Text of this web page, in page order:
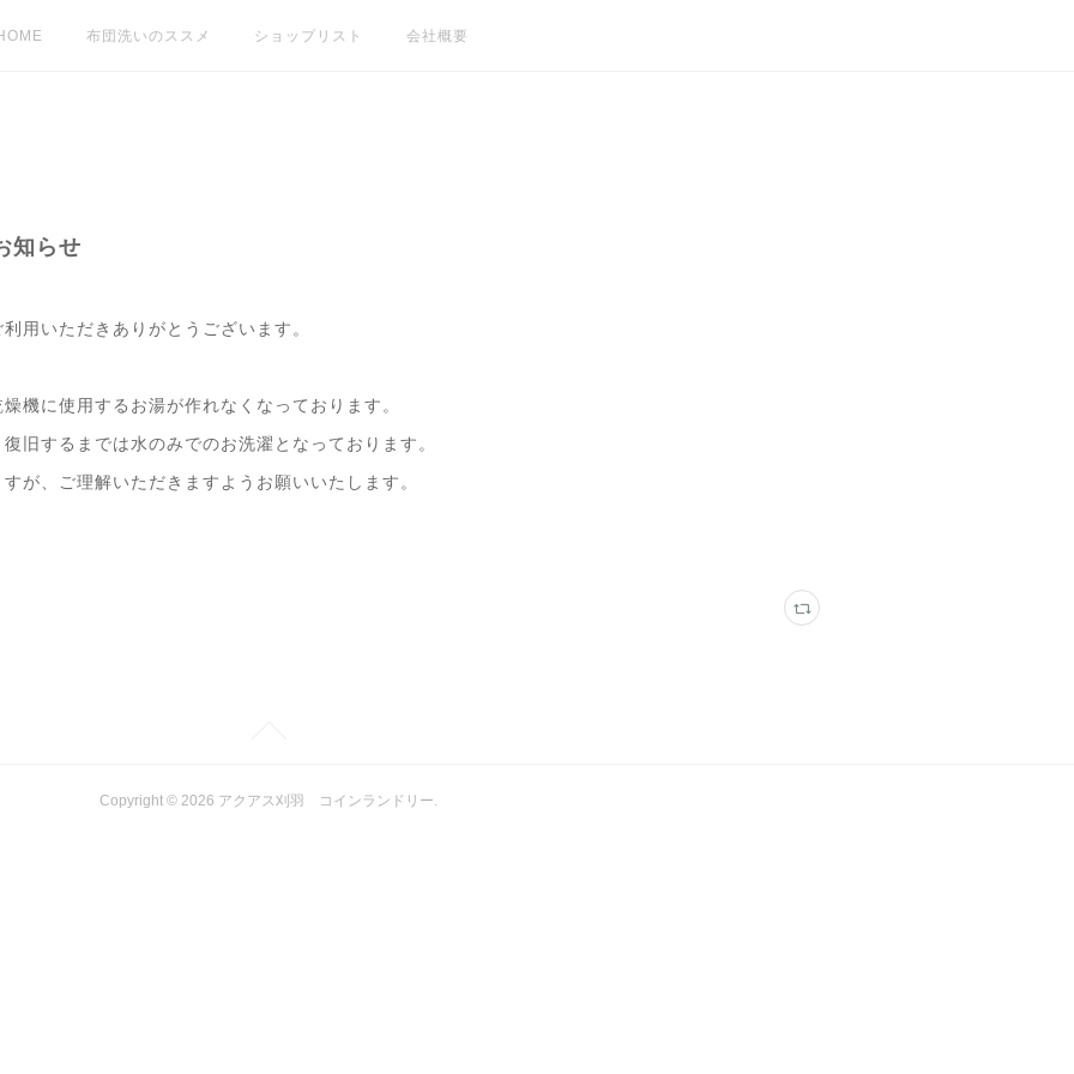
布団洗いのススメ ショップリスト 会社概要
知らせ
用いただきありがとうございます。
機に使用するお湯が作れなくなっております。
旧するまでは水のみでのお洗濯となっております。
が、ご理解いただきますようお願いいたします。
Copyright © 2026 アクアス刈羽 コインランドリー.